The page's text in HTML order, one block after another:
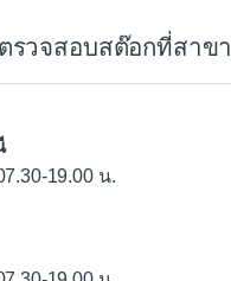
ตรวจสอบสต๊อกที่สาขา
19.00 น.